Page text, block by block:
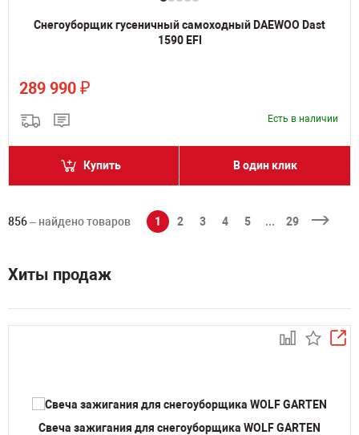
Снегоуборщик гусеничный самоходный DAEWOO Dast
1590 EFI
289 990 ₽
Есть в наличии
Купить В один клик
856– найдено товаров 1 2 3 4 5 ... 29
Хиты продаж
Свеча зажигания для снегоуборщика WOLF GARTEN